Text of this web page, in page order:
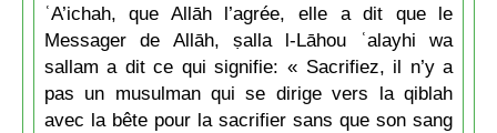
ʿA’ichah, que Allāh l’agrée, elle a dit que le
Messager de Allāh, ṣalla l-Lāhou ʿalayhi wa
sallam a dit ce qui signifie: « Sacrifiez, il n’y a
pas un musulman qui se dirige vers la qiblah
avec la bête pour la sacrifier sans que son sang